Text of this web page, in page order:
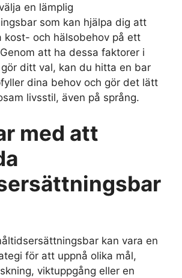
en lämplig
som kan hjälpa dig att
kost- och hälsobehov på ett
att ha dessa faktorer i
ditt val, kan du hitta en bar
dina behov och gör det lätt
livsstil, även på språng.
med att
kan vara en
för att uppnå olika mål,
viktuppgång eller en